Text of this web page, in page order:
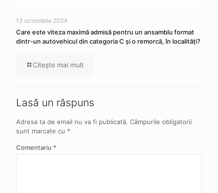
13 octombrie 2024
Care este viteza maximă admisă pentru un ansamblu format
dintr-un autovehicul din categoria C şi o remorcă, în localităţi?
Citeşte mai mult
Lasă un răspuns
Adresa ta de email nu va fi publicată. Câmpurile obligatorii
sunt marcate cu *
Comentariu *